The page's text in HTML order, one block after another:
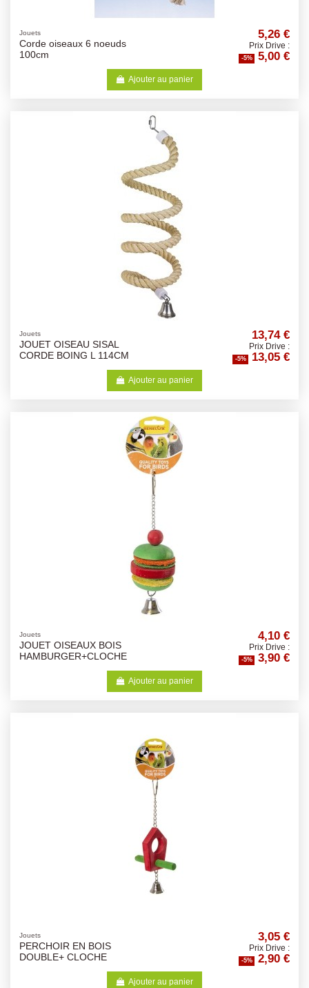
Jouets
Corde oiseaux 6 noeuds
100cm
5,26 €
Prix Drive :
-5% 5,00 €
Ajouter au panier
Jouets
JOUET OISEAU SISAL
CORDE BOING L 114CM
13,74 €
Prix Drive :
-5% 13,05 €
Ajouter au panier
Jouets
JOUET OISEAUX BOIS
HAMBURGER+CLOCHE
4,10 €
Prix Drive :
-5% 3,90 €
Ajouter au panier
Jouets
PERCHOIR EN BOIS
DOUBLE+ CLOCHE
3,05 €
Prix Drive :
-5% 2,90 €
Ajouter au panier